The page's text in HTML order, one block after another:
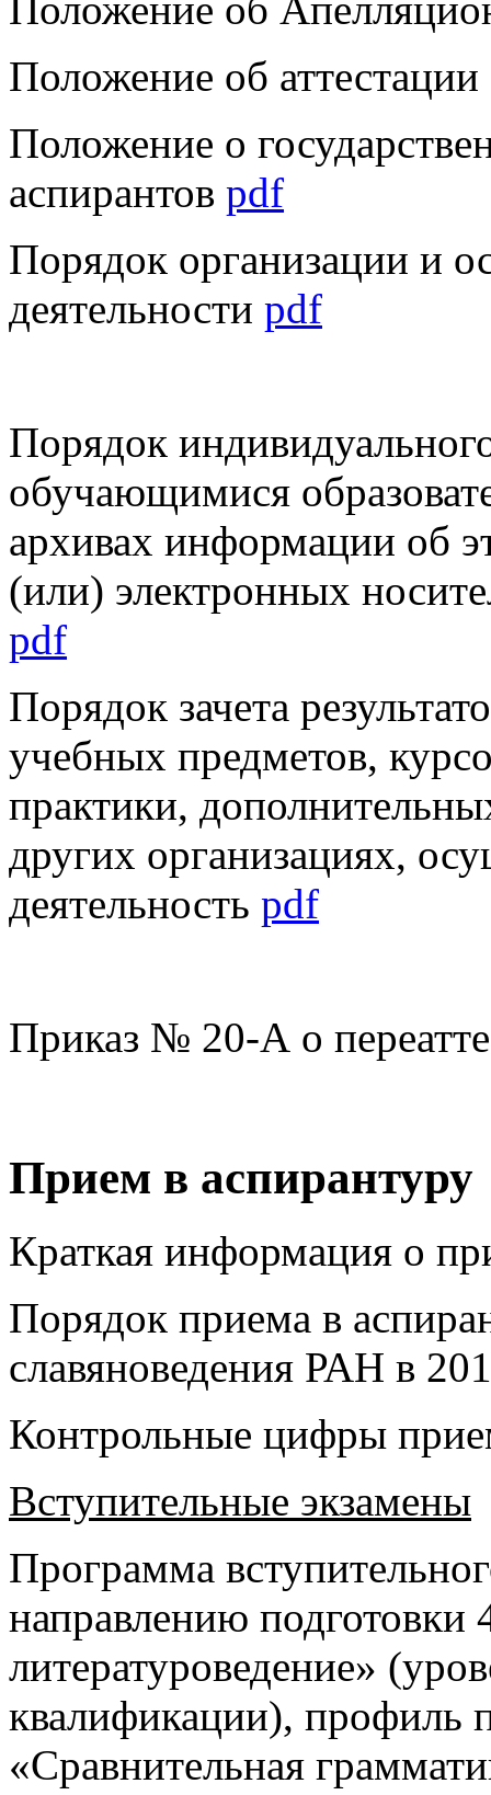
Положение об
Положение о
аспирантов pdf
Порядок организации и
деятельности pdf
Порядок
обучающимися
архивах информации об
(или) электронных
pdf
Порядок зачета
учебных предметов,
практики,
других организациях,
деятельность pdf
Приказ № 20-А о
Прием в аспирантуру
Краткая информация о
Порядок приема в
славяноведения РАН в
Контрольные цифры
Вступительные экзамены
Программа
направлению
литературоведение»
квалификации), профиль
«Сравнительная